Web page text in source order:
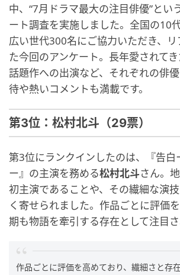
中、“7月ドラマ最大の注目俳優”とい
ート調査を実施しました。全国の10
広い世代300名にご協力いただき、
た今回のアンケート。長年愛されて
話題作への出演など、それぞれの俳
待や熱いコメントも満載です。
第3位：松村北斗（29票）
第3位にランクインしたのは、『告白
ー』の主演を務める松村北斗さん。
初主演であることや、その繊細な演
く寄せられました。作品ごとに評価
期も物語を牽引する存在として注目さ
作品ごとに評価を高めており、繊細さと存